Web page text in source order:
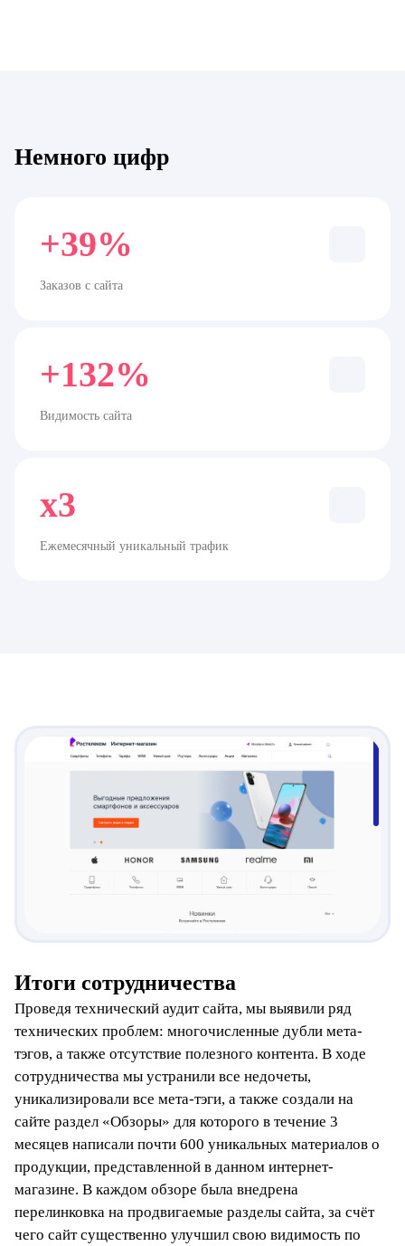
Немного цифр
+39%
Заказов с сайта
+132%
Видимость сайта
x3
Ежемесячный уникальный трафик
Итоги сотрудничества
Проведя технический аудит сайта, мы выявили ряд
технических проблем: многочисленные дубли мета-
тэгов, а также отсутствие полезного контента. В ходе
сотрудничества мы устранили все недочеты,
уникализировали все мета-тэги, а также создали на
сайте раздел «Обзоры» для которого в течение 3
месяцев написали почти 600 уникальных материалов о
продукции, представленной в данном интернет-
магазине. В каждом обзоре была внедрена
перелинковка на продвигаемые разделы сайта, за счёт
чего сайт существенно улучшил свою видимость по